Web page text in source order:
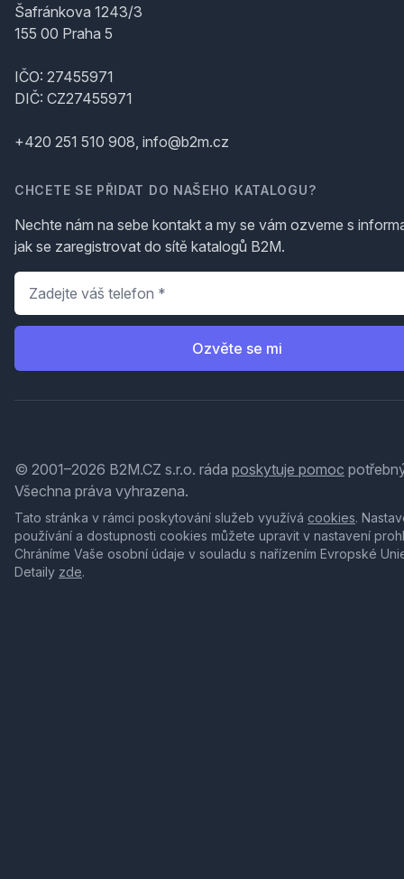
Šafránkova 1243/3
155 00 Praha 5
IČO: 27455971
DIČ: CZ27455971
+420 251 510 908, info@b2m.cz
CHCETE SE PŘIDAT DO NAŠEHO KATALOGU?
Nechte nám na sebe kontakt a my se vám ozveme s
jak se zaregistrovat do sítě katalogů B2M.
Telefon
Ozvěte se mi
© 2001–2026 B2M.CZ s.r.o. ráda poskytuje pomoc
Všechna práva vyhrazena.
Tato stránka v rámci poskytování služeb využívá cookies.
používání a dostupnosti cookies můžete upravit v nastavení
Chráníme Vaše osobní údaje v souladu s nařízením Evropské
Detaily zde.